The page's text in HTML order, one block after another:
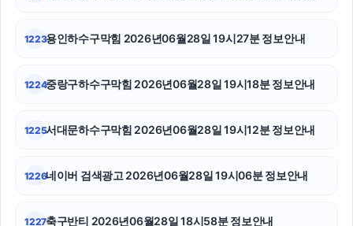
서울암요양병원
대구이혼전문변호사
1223용인하수구막힘 2026년06월28일 19시27분 정보안내
1224중랑구하수구막힘 2026년06월28일 19시18분 정보안내
1225서대문하수구막힘 2026년06월28일 19시12분 정보안내
1226네이버 검색광고 2026년06월28일 19시06분 정보안내
1227축구반티 2026년06월28일 18시58분 정보안내